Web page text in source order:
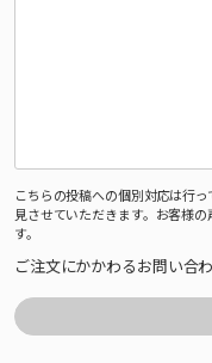
こちらの投稿への個別対応は行
見させていただきます。お客様
す。
ご注文にかかわるお問い合